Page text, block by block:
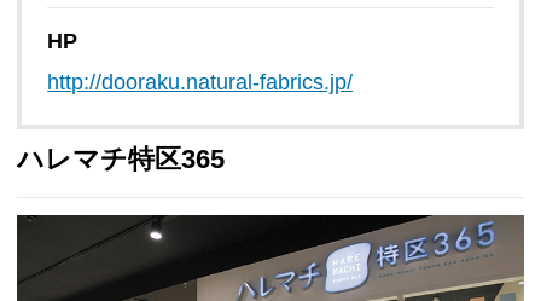
HP
http://dooraku.natural-fabrics.jp/
ハレマチ特区365